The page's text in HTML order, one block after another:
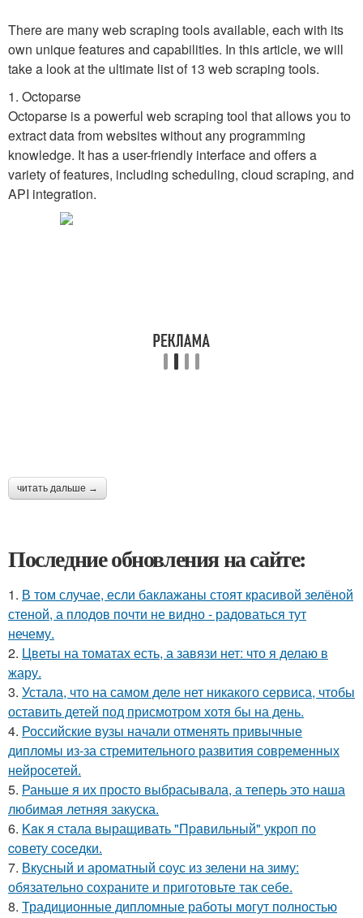
There are many web scraping tools available, each with its
own unique features and capabilities. In this article, we will
take a look at the ultimate list of 13 web scraping tools.
1. Octoparse
Octoparse is a powerful web scraping tool that allows you to
extract data from websites without any programming
knowledge. It has a user-friendly interface and offers a
variety of features, including scheduling, cloud scraping, and
API integration.
читать дальше →
Последние обновления на сайте:
1. В том случае, если баклажаны стоят красивой зелёной
стеной, а плодов почти не видно - радоваться тут
нечему.
2. Цветы на томатах есть, а завязи нет: что я делаю в
жару.
3. Устала, что на самом деле нет никакого сервиса, чтобы
оставить детей под присмотром хотя бы на день.
4. Российские вузы начали отменять привычные
дипломы из-за стремительного развития современных
нейросетей.
5. Раньше я их просто выбрасывала, а теперь это наша
любимая летняя закуска.
6. Kaк я стала выращивать "Пpaвильный" укроп по
coвету сocедки.
7. Вкусный и ароматный соус из зелени на зиму:
обязательно сохраните и приготовьте так себе.
8. Традиционные дипломные работы могут полностью